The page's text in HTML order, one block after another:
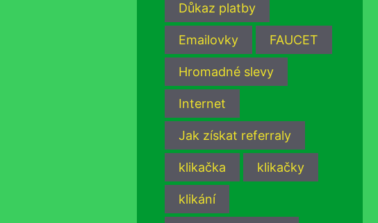
Důkaz platby
Emailovky FAUCET
Hromadné slevy
Internet
Jak získat referraly
klikačka klikačky
klikání